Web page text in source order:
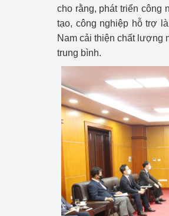
cho rằng, phát triển công
tạo, công nghiệp hỗ trợ
Nam cải thiện chất lượng
trung bình.